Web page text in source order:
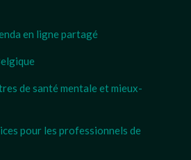
en ligne partagé
de santé mentale et mieux-
pour les professionnels de